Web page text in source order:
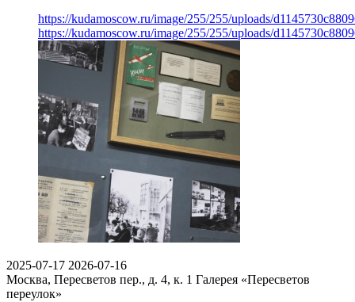
https://kudamoscow.ru/image/255/255/uploads/
https://kudamoscow.ru/image/255/255/uploads/
2025-07-17 2026-07-16
Москва, Пересветов пер., д. 4, к. 1 Галерея «Пересветов
переулок»